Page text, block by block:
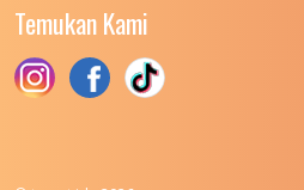
UNIVERSITAS
(UPN) VETERAN JAWA
UNIVERSITAS
Temukan Kami